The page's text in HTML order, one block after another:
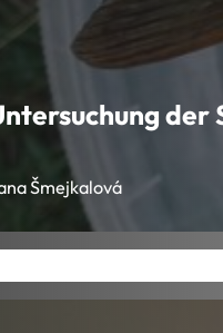
Šmejkalová